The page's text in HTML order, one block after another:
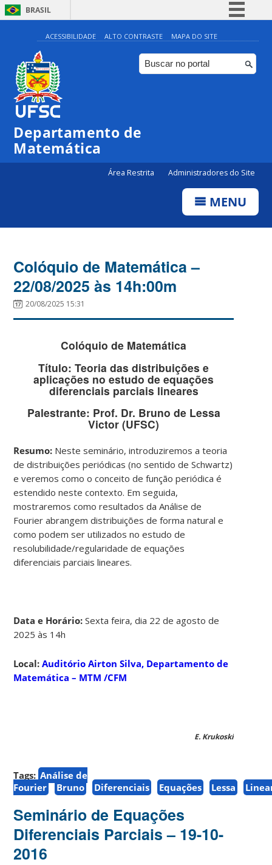
BRASIL
Simplifique!
Comunica BR
Participe
ACESSIBILIDADE ALTO CONTRASTE MAPA DO SITE
Departamento de
Matemática
Área Restrita Administradores do Site
MENU
Colóquio de Matemática –
22/08/2025 às 14h:00m
20/08/2025 15:31
Colóquio de Matemática
Título: Teoria das distribuições e
aplicações no estudo de equações
diferenciais parciais lineares
Palestrante: Prof. Dr. Bruno de Lessa
Victor (UFSC)
Resumo: Neste seminário, introduziremos a teoria
de distribuições periódicas (no sentido de Schwartz)
e veremos como o conceito de função periódica é
estendido neste contexto. Em seguida,
mostraremos como resultados da Análise de
Fourier abrangem distribuições de forma natural e
como podem ser utilizados no estudo de
resolubilidade/regularidade de equações
diferenciais parciais lineares.
Data e Horário:Sexta feira, dia 22 de agosto de
2025 às 14h
Local:Auditório Airton Silva, Departamento de
Matemática – MTM /CFM
E. Krukoski
Tags: Análise de
Fourier
Bruno Diferenciais Equações Lessa
Seminário de Equações
Diferenciais Parciais – 19-10-
2016